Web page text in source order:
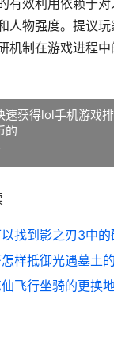
有效利用依赖于
人物强度。提议
机制在游戏进程中
速获得lol手机游戏
的